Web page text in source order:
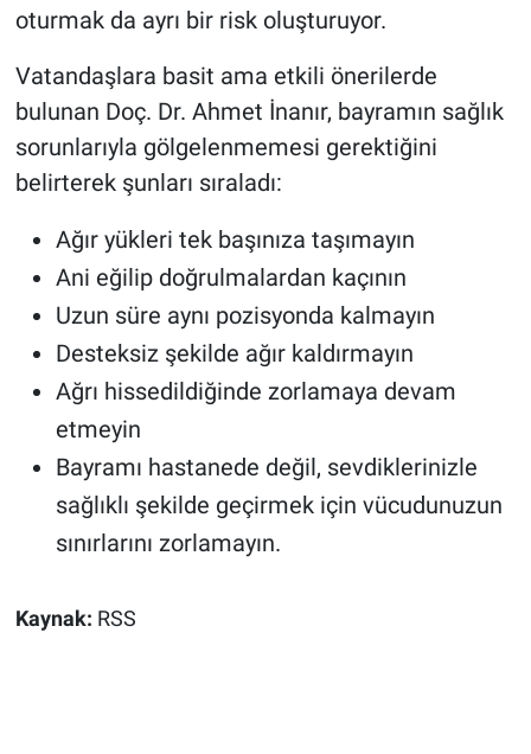
oturmak da ayrı bir risk oluşturuyor.
Vatandaşlara basit ama etkili önerilerde
bulunan Doç. Dr. Ahmet İnanır, bayramın sağlık
sorunlarıyla gölgelenmemesi gerektiğini
belirterek şunları sıraladı:
Ağır yükleri tek başınıza taşımayın
Ani eğilip doğrulmalardan kaçının
Uzun süre aynı pozisyonda kalmayın
Desteksiz şekilde ağır kaldırmayın
Ağrı hissedildiğinde zorlamaya devam
etmeyin
Bayramı hastanede değil, sevdiklerinizle
sağlıklı şekilde geçirmek için vücudunuzun
sınırlarını zorlamayın.
Kaynak: RSS